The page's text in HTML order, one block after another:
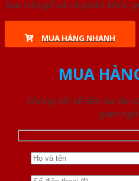
loại cửa gỗ và cả phân khúc
MUA HÀNG NHANH
MUA
Chúng tôi sẽ liên lạc lại
gian